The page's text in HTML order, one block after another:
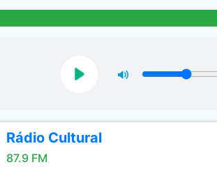
Rádio Cultural
87.9 FM